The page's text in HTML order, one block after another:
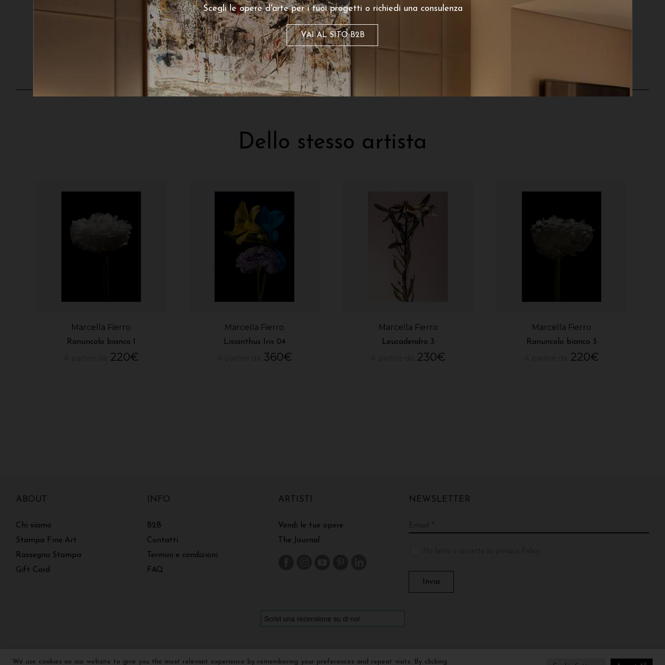
Leucadendro 1 Leucadendro 7
A partire da:230€
Leucadendro 5
Dello stesso artista
Marcella Fierro
Ranuncolo bianco 1
220€
Marcella Fierro
Lisianthus Iris 04
360€
Marcella Fierro
Leucadendro 3
230€
Marcella Fierro
Ranuncolo bianco 3
220€
Scegli le opere d'arte per i tuoi progetti o richiedi una consulenza
VAI AL SITO B2B
ABOUT
Chi siamo
Stampa Fine Art
Rassegna Stampa
Gift Card
INFO
B2B
Contatti
Termini e condizioni
FAQ
ARTISTI
Vendi le tue opere
The Journal
NEWSLETTER
We use cookies on our website to give you the most relevant experience by remembering your preferences and repeat visits. By clicking